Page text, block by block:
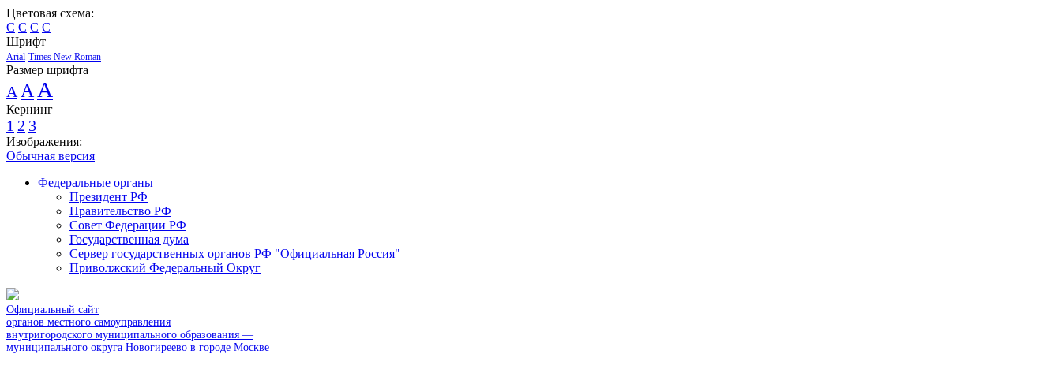
Цветовая схема:
C C C C
Шрифт
Arial Times New Roman
Размер шрифта
A A A
Кернинг
1 2 3
Изображения:
Обычная версия
Федеральные органы
Президент РФ
Правительство РФ
Совет Федерации РФ
Государственная дума
Сервер государственных органов РФ "Официальная Россия"
Приволжский Федеральный Округ
Официальный сайт
органов местного самоуправления
внутригородского муниципального образования —
муниципального округа Новогиреево в городе Москве